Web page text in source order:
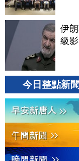
伊
級
今日整點新聞